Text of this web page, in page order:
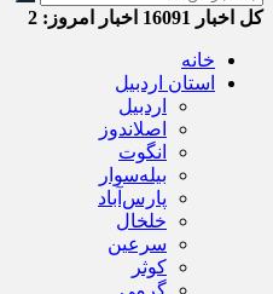
کل اخبار اخبار امروز: 2
خانه
استان اردبیل
اردبیل
اصلاندوز
انگوت
بیله‌سوار
پارس‌آباد
خلخال
سرعین
کوثر